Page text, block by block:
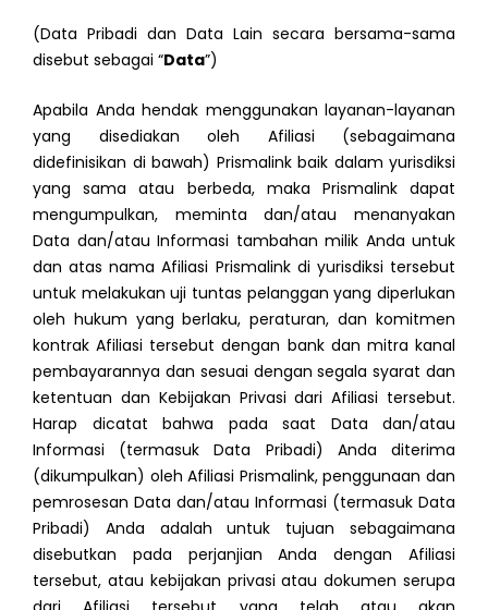
(Data Pribadi dan Data Lain secara bersama-sama
disebut sebagai “Data”)
Apabila Anda hendak menggunakan layanan-layanan
yang disediakan oleh Afiliasi (sebagaimana
didefinisikan di bawah) Prismalink baik dalam yurisdiksi
yang sama atau berbeda, maka Prismalink dapat
mengumpulkan, meminta dan/atau menanyakan
Data dan/atau Informasi tambahan milik Anda untuk
dan atas nama Afiliasi Prismalink di yurisdiksi tersebut
untuk melakukan uji tuntas pelanggan yang diperlukan
oleh hukum yang berlaku, peraturan, dan komitmen
kontrak Afiliasi tersebut dengan bank dan mitra kanal
pembayarannya dan sesuai dengan segala syarat dan
ketentuan dan Kebijakan Privasi dari Afiliasi tersebut.
Harap dicatat bahwa pada saat Data dan/atau
Informasi (termasuk Data Pribadi) Anda diterima
(dikumpulkan) oleh Afiliasi Prismalink, penggunaan dan
pemrosesan Data dan/atau Informasi (termasuk Data
Pribadi) Anda adalah untuk tujuan sebagaimana
disebutkan pada perjanjian Anda dengan Afiliasi
tersebut, atau kebijakan privasi atau dokumen serupa